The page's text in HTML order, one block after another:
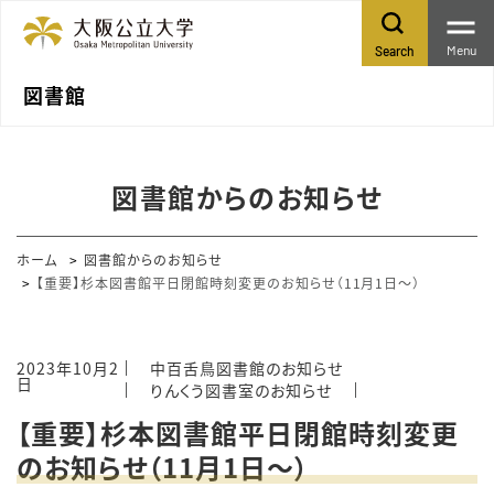
図書館
Search Menu
図書館からのお知らせ
ホーム
図書館からのお知らせ
【重要】杉本図書館平日閉館時刻変更のお知らせ（11月1日～）
2023年10月2
日
中百舌鳥図書館のお知らせ
りんくう図書室のお知らせ
【重要】杉本図書館平日閉館時刻変更
のお知らせ（11月1日～）